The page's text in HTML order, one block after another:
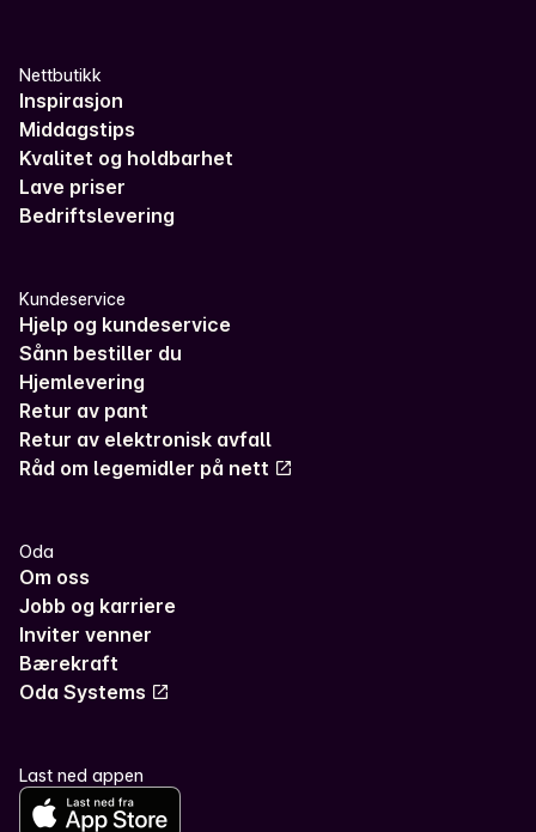
Nettbutikk
Inspirasjon
Middagstips
Kvalitet og holdbarhet
Lave priser
Bedriftslevering
Kundeservice
Hjelp og kundeservice
Sånn bestiller du
Hjemlevering
Retur av pant
Retur av elektronisk avfall
Råd om legemidler på nett
Oda
Om oss
Jobb og karriere
Inviter venner
Bærekraft
Oda Systems
Last ned appen